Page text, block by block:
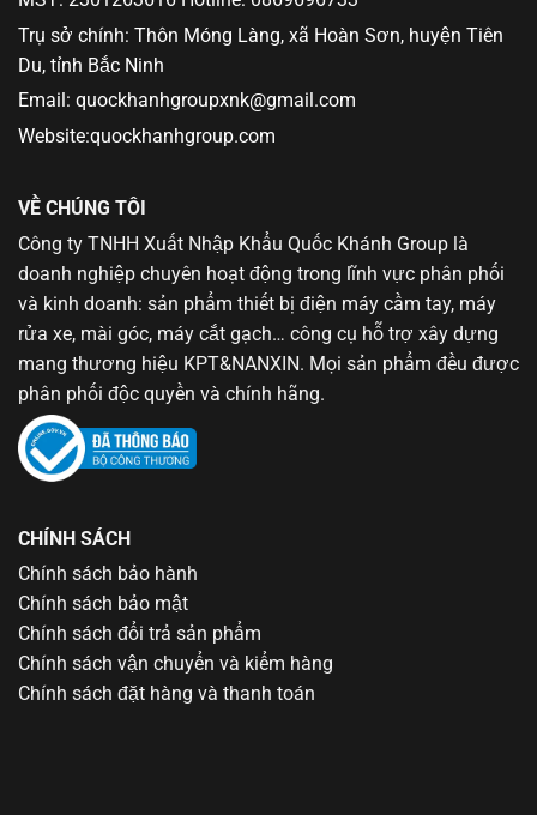
Trụ sở chính: Thôn Móng Làng, xã Hoàn Sơn, huyện Tiên
Du, tỉnh Bắc Ninh
Email: quockhanhgroupxnk@gmail.com
Website:quockhanhgroup.com
VỀ CHÚNG TÔI
Công ty TNHH Xuất Nhập Khẩu Quốc Khánh Group là
doanh nghiệp chuyên hoạt động trong lĩnh vực phân phối
và kinh doanh: sản phẩm thiết bị điện máy cầm tay, máy
rửa xe, mài góc, máy cắt gạch… công cụ hỗ trợ xây dựng
mang thương hiệu KPT&NANXIN. Mọi sản phẩm đều được
phân phối độc quyền và chính hãng.
CHÍNH SÁCH
Chính sách bảo hành
Chính sách bảo mật
Chính sách đổi trả sản phẩm
Chính sách vận chuyển và kiểm hàng
Chính sách đặt hàng và thanh toán